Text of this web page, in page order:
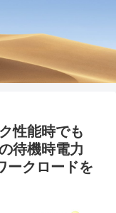
性能時でも
待機時電力
ークロードを